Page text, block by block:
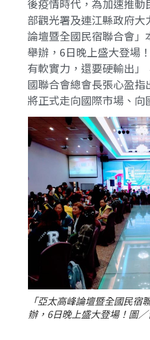
後疫情時代，為加速推
部觀光署及連江縣政府
論壇暨全國民宿聯合會」
舉辦，6日晚上盛大登場
有軟實力，還要硬輸出
國聯合會總會長張心盈
將正式走向國際市場、向
「亞太高峰論壇暨全國民
辦，6日晚上盛大登場！圖